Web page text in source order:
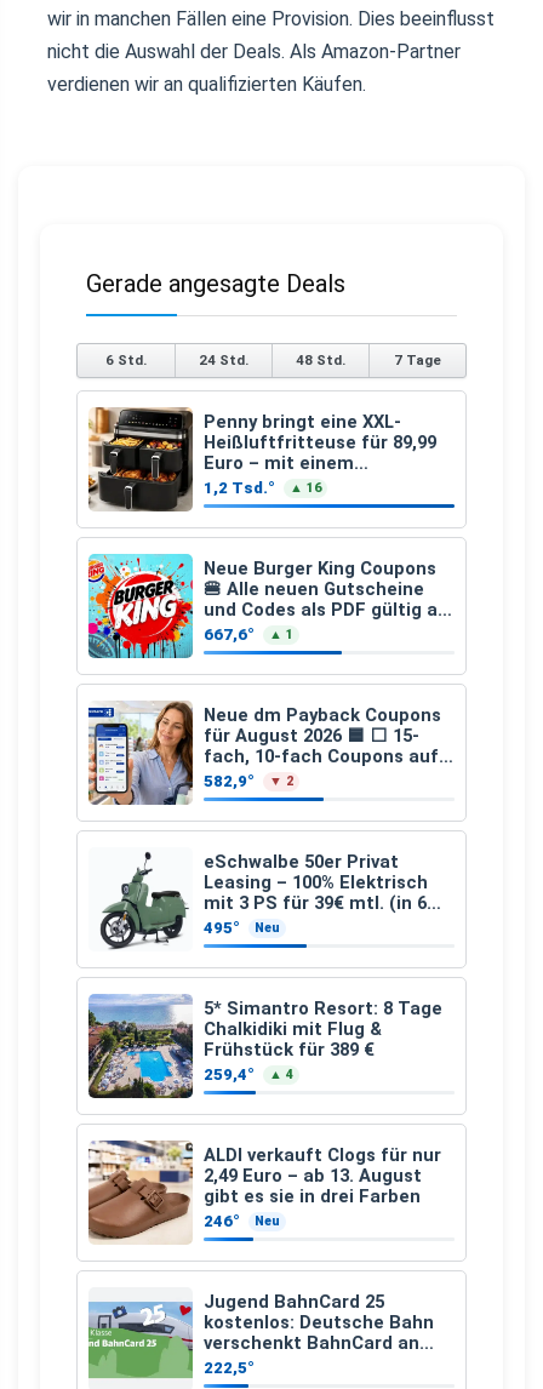
wir in manchen Fällen eine Provision. Dies beeinflusst
nicht die Auswahl der Deals. Als Amazon-Partner
verdienen wir an qualifizierten Käufen.
Gerade angesagte Deals
6 Std. 24 Std. 48 Std. 7 Tage
Penny bringt eine XXL-
Heißluftfritteuse für 89,99
Euro – mit einem
besonderen Vorteil
1,2 Tsd.° ▲ 16
Neue Burger King Coupons
🍔 Alle neuen Gutscheine
und Codes als PDF gültig ab
25.07.2026 bis 04.09.2026
667,6° ▲ 1
Neue dm Payback Coupons
für August 2026 🟦 ⬜ 15-
fach, 10-fach Coupons auf
den gesamten Einkauf ab 2
€
582,9° ▼ 2
eSchwalbe 50er Privat
Leasing – 100% Elektrisch
mit 3 PS für 39€ mtl. (in 6
schicken Farben LF: 0.43, 36
Monate, Bereitstellung:
159,00 €, 2.500 km/Jahr)
495° Neu
5* Simantro Resort: 8 Tage
Chalkidiki mit Flug &
Frühstück für 389 €
259,4° ▲ 4
ALDI verkauft Clogs für nur
2,49 Euro – ab 13. August
gibt es sie in drei Farben
246° Neu
Jugend BahnCard 25
kostenlos: Deutsche Bahn
verschenkt BahnCard an
Kinder und Jugendliche
222,5°